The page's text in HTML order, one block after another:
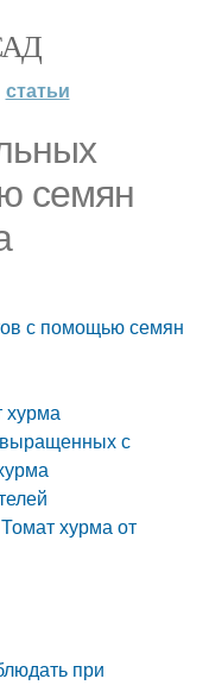
статьи
семян
с помощью семян
хурма
выращенных с
хурма от
при